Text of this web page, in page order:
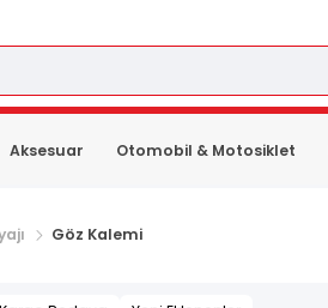
Aksesuar Otomobil & Motosiklet
Göz Kalemi